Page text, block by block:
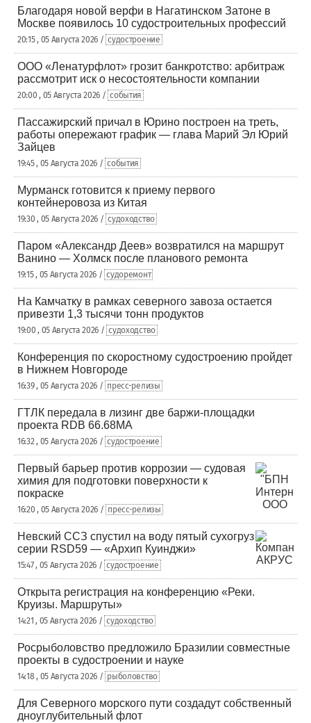
Благодаря новой верфи в Нагатинском Затоне в
Москве появилось 10 судостроительных профессий
20:15 , 05 Августа 2026 / судостроение
ООО «Ленатурфлот» грозит банкротство: арбитраж
рассмотрит иск о несостоятельности компании
20:00 , 05 Августа 2026 / события
Пассажирский причал в Юрино построен на треть,
работы опережают график — глава Марий Эл Юрий
Зайцев
19:45 , 05 Августа 2026 / события
Мурманск готовится к приему первого
контейнеровоза из Китая
19:30 , 05 Августа 2026 / судоходство
Паром «Александр Деев» возвратился на маршрут
Ванино — Холмск после планового ремонта
19:15 , 05 Августа 2026 / судоремонт
На Камчатку в рамках северного завоза остается
привезти 1,3 тысячи тонн продуктов
19:00 , 05 Августа 2026 / судоходство
Конференция по скоростному судостроению пройдет
в Нижнем Новгороде
16:39 , 05 Августа 2026 / пресс-релизы
ГТЛК передала в лизинг две баржи-площадки
проекта RDB 66.68МА
16:32 , 05 Августа 2026 / судостроение
Первый барьер против коррозии — судовая
химия для подготовки поверхности к
покраске
16:20 , 05 Августа 2026 / пресс-релизы
Невский ССЗ спустил на воду пятый сухогруз
серии RSD59 — «Архип Куинджи»
15:47 , 05 Августа 2026 / судостроение
Открыта регистрация на конференцию «Реки.
Круизы. Маршруты»
14:21 , 05 Августа 2026 / судоходство
Росрыболовство предложило Бразилии совместные
проекты в судостроении и науке
14:18 , 05 Августа 2026 / рыболовство
Для Северного морского пути создадут собственный
дноуглубительный флот